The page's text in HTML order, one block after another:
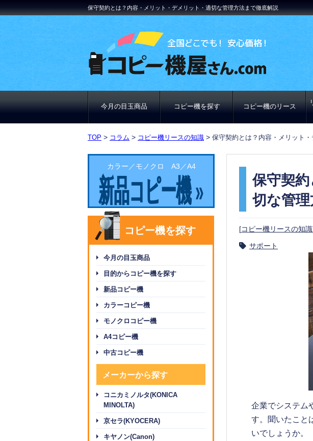
保守契約とは？内容・メリット・デメリット・適切な管理方法まで徹底解説
今月の目玉商品 コピー機を探す コピー機のリース
TOP > コラム > コピー機リースの知識 > 保守契約とは？内容・メリット
カラー／モノクロ A3／A4
新品コピー機 »
コピー機を探す
今月の目玉商品
目的からコピー機を探す
新品コピー機
カラーコピー機
モノクロコピー機
A4コピー機
中古コピー機
メーカーから探す
コニカミノルタ(KONICA
MINOLTA)
京セラ(KYOCERA)
キヤノン(Canon)
保守契
切な管
[コピー機リースの知識
サポート
企業でシステム
す。聞いたこと
いでしょうか。